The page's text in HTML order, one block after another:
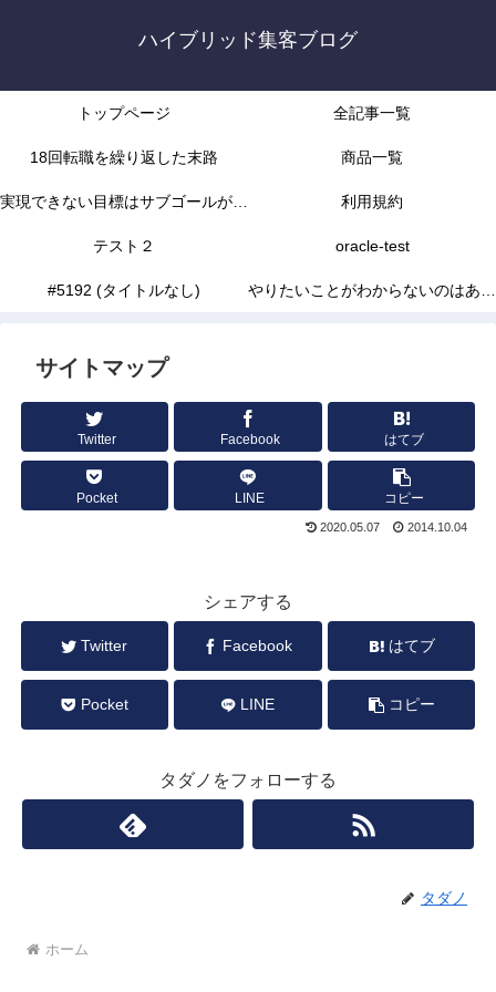
ハイブリッド集客ブログ
トップページ 全記事一覧
18回転職を繰り返した末路 商品一覧
実現できない目標はサブゴールがな
かったから
利用規約
テスト２ oracle-test
#5192 (タイトルなし) やりたいことがわからないのはあな
サイトマップ
Twitter Facebook はてブ
Pocket LINE コピー
2020.05.07 2014.10.04
シェアする
Twitter Facebook はてブ
Pocket LINE コピー
タダノをフォローする
タダノ
ホーム